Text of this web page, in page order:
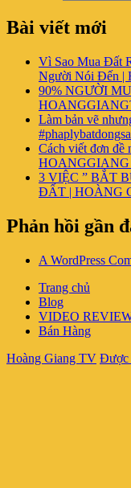
Bài viết mới
Vì Sao Mua Đất
Người Nói Đến
90% NGƯỜI
Làm bản vẽ
Cách viết đơn đề
3 VIỆC ” BẮT
ĐẤT | HOÀNG
Phản hồi gần
A WordPress
Trang chủ
Blog
VIDEO
Bán Hàng
Hoàng Giang TV Được